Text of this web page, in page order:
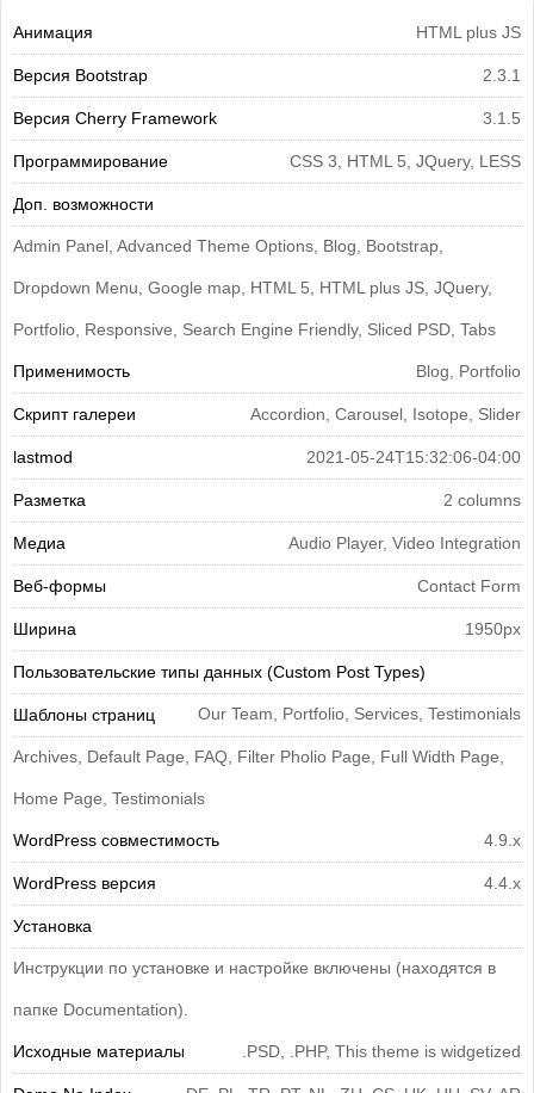
Анимация HTML plus JS
Версия Bootstrap 2.3.1
Версия Cherry Framework 3.1.5
Программирование CSS 3, HTML 5, JQuery, LESS
Доп. возможности
Admin Panel, Advanced Theme Options, Blog, Bootstrap,
Dropdown Menu, Google map, HTML 5, HTML plus JS, JQuery,
Portfolio, Responsive, Search Engine Friendly, Sliced PSD, Tabs
Применимость Blog, Portfolio
Скрипт галереи Accordion, Carousel, Isotope, Slider
lastmod 2021-05-24T15:32:06-04:00
Разметка 2 columns
Медиа Audio Player, Video Integration
Веб-формы Contact Form
Ширина 1950px
Пользовательские типы данных (Custom Post Types)
Our Team, Portfolio, Services, Testimonials
Шаблоны страниц
Archives, Default Page, FAQ, Filter Pholio Page, Full Width Page,
Home Page, Testimonials
WordPress совместимость 4.9.x
WordPress версия 4.4.x
Установка
Инструкции по установке и настройке включены (находятся в
папке Documentation).
Исходные материалы .PSD, .PHP, This theme is widgetized